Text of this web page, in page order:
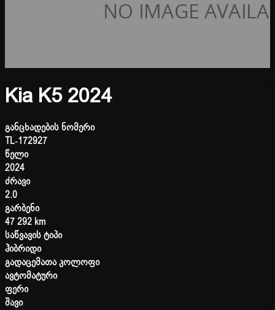
Kia K5 2024
განცხადების ნომერი
TL-172927
წელი
2024
ძრავი
2.0
გარბენი
47 292 km
საწვავის ტიპი
ჰიბრიდი
გადაცემათა კოლოფი
ავტომატური
ფერი
შავი